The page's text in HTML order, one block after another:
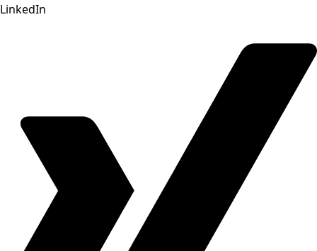
LinkedIn